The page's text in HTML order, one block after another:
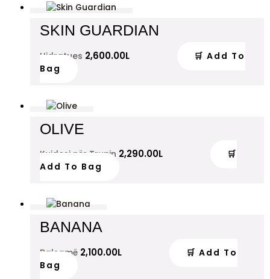
SKIN GUARDIAN
Hidratues 2,600.00L
🛒 Add To
Bag
OLIVE
Kujdesi për Trupin 2,290.00L
🛒
Add To Bag
BANANA
Balsamë 2,100.00L
🛒 Add To
Bag